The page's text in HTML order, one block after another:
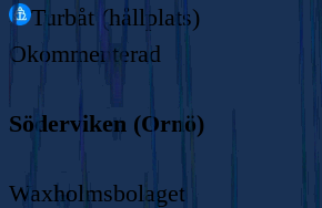
Turbåt (hållplats)
Okommenterad
Söderviken (Ornö)
Waxholmsbolaget